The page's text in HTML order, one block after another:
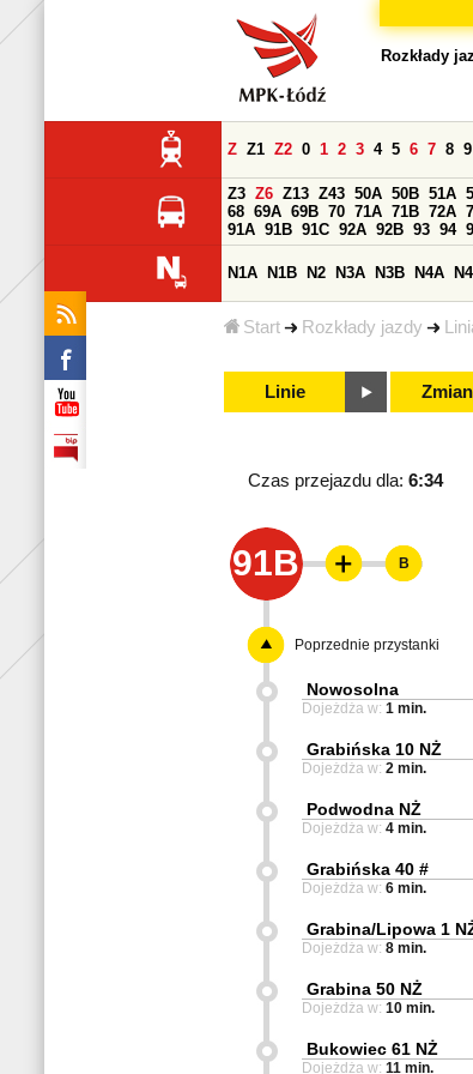
Start Rozkłady jazdy
Rozkłady
Z Z1 Z2 0 1 2 3 4 5 6 7 8 9
Z3 Z6 Z13 Z43 50A 50B 51A
68 69A 69B 70 71A 71B 72A
91A 91B 91C 92A 92B 93 94
N1A N1B N2 N3A N3B N4A
Linie
Czas przejazdu dla: 6:34
91B B
Poprzednie przystanki
Nowosolna
Dojeżdża w: 1 min.
Grabińska 10 NŻ
Dojeżdża w: 2 min.
Podwodna NŻ
Dojeżdża w: 4 min.
Grabińska 40 #
Dojeżdża w: 6 min.
Grabina/Lipowa 1
Dojeżdża w: 8 min.
Grabina 50 NŻ
Dojeżdża w: 10 min.
Bukowiec 61 NŻ
Dojeżdża w: 11 min.